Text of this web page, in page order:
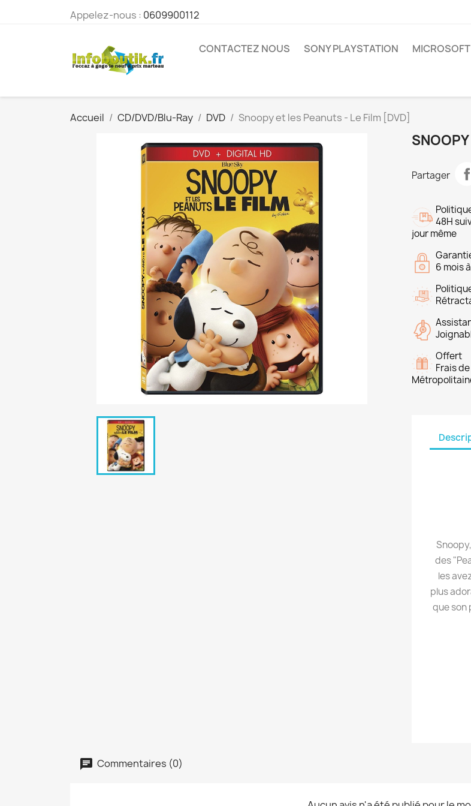
Appelez-nous : 0609900112
CONTACTEZ NOUS SONY PLAYSTATION
Accueil CD/DVD/Blu-Ray DVD Snoopy et les Peanuts - Le Film [DVD]
Partager
48H
jour même
6 mois
Offert
Frais
des
les
plus
que son
Commentaires (0)